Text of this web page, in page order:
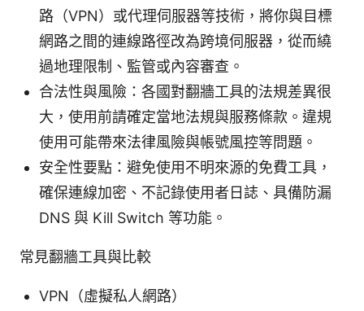
路（VPN）或代理伺服器等技術，將你與目標
網路之間的連線路徑改為跨境伺服器，從而繞
過地理限制、監管或內容審查。
合法性與風險：各國對翻牆工具的法規差異很
大，使用前請確定當地法規與服務條款。違規
使用可能帶來法律風險與帳號風控等問題。
安全性要點：避免使用不明來源的免費工具，
確保連線加密、不記錄使用者日誌、具備防漏
DNS 與 Kill Switch 等功能。
常見翻牆工具與比較
VPN（虛擬私人網路）